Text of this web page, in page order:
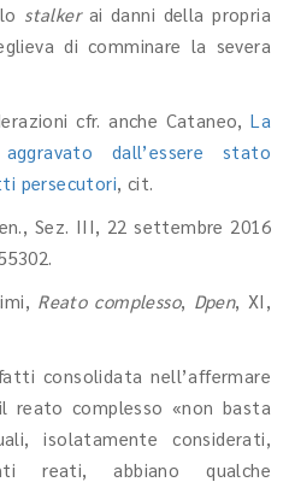
stalkerai danni della propria
di comminare la severa
cfr. anche Cataneo,La
aggravato dall’essere stato
persecutori, cit.
Sez. III, 22 settembre 2016
Reato complesso, Dpen, XI,
consolidata nell’affermare
reato complesso «non basta
isolatamente considerati,
reati, abbiano qualche